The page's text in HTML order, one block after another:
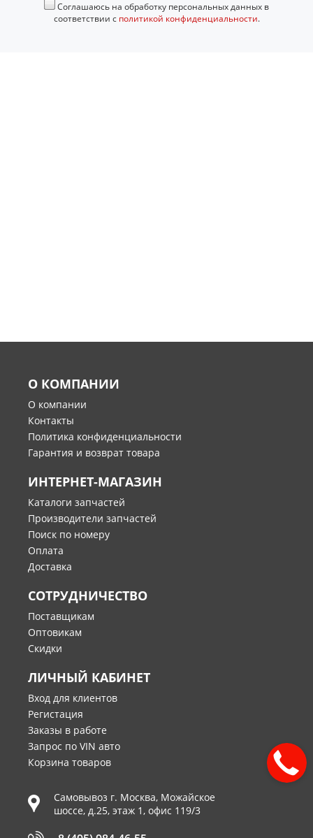
Соглашаюсь на обработку персональных данных в
соответствии с политикой конфиденциальности.
О КОМПАНИИ
О компании
Контакты
Политика конфиденциальности
Гарантия и возврат товара
ИНТЕРНЕТ-МАГАЗИН
Каталоги запчастей
Производители запчастей
Поиск по номеру
Оплата
Доставка
СОТРУДНИЧЕСТВО
Поставщикам
Оптовикам
Скидки
ЛИЧНЫЙ КАБИНЕТ
Вход для клиентов
Регистация
Заказы в работе
Запрос по VIN авто
Корзина товаров
Самовывоз г. Москва, Можайское
шоссе, д.25, этаж 1, офис 119/3